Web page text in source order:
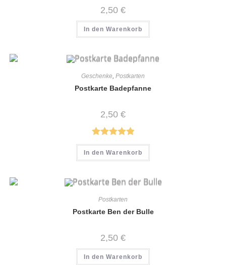
2,50 €
In den Warenkorb
Geschenke Postkarten
Postkarte Badepfanne
2,50 €
Bewertet mit
5.00von 5
In den Warenkorb
Postkarten
Postkarte Ben der Bulle
2,50 €
In den Warenkorb